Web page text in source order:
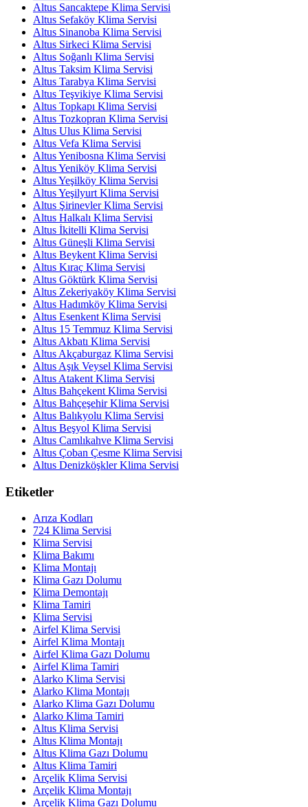
Altus Sancaktepe Klima Servisi
Altus Sefaköy Klima Servisi
Altus Sinanoba Klima Servisi
Altus Sirkeci Klima Servisi
Altus Soğanlı Klima Servisi
Altus Taksim Klima Servisi
Altus Tarabya Klima Servisi
Altus Teşvikiye Klima Servisi
Altus Topkapı Klima Servisi
Altus Tozkopran Klima Servisi
Altus Ulus Klima Servisi
Altus Vefa Klima Servisi
Altus Yenibosna Klima Servisi
Altus Yeniköy Klima Servisi
Altus Yeşilköy Klima Servisi
Altus Yeşilyurt Klima Servisi
Altus Şirinevler Klima Servisi
Altus Halkalı Klima Servisi
Altus İkitelli Klima Servisi
Altus Güneşli Klima Servisi
Altus Beykent Klima Servisi
Altus Kıraç Klima Servisi
Altus Göktürk Klima Servisi
Altus Zekeriyaköy Klima Servisi
Altus Hadımköy Klima Servisi
Altus Esenkent Klima Servisi
Altus 15 Temmuz Klima Servisi
Altus Akbatı Klima Servisi
Altus Akçaburgaz Klima Servisi
Altus Aşık Veysel Klima Servisi
Altus Atakent Klima Servisi
Altus Bahçekent Klima Servisi
Altus Bahçeşehir Klima Servisi
Altus Balıkyolu Klima Servisi
Altus Beşyol Klima Servisi
Altus Camlıkahve Klima Servisi
Altus Çoban Çesme Klima Servisi
Altus Denizköşkler Klima Servisi
Etiketler
Arıza Kodları
724 Klima Servisi
Klima Servisi
Klima Bakımı
Klima Montajı
Klima Gazı Dolumu
Klima Demontajı
Klima Tamiri
Klima Servisi
Airfel Klima Servisi
Airfel Klima Montajı
Airfel Klima Gazı Dolumu
Airfel Klima Tamiri
Alarko Klima Servisi
Alarko Klima Montajı
Alarko Klima Gazı Dolumu
Alarko Klima Tamiri
Altus Klima Servisi
Altus Klima Montajı
Altus Klima Gazı Dolumu
Altus Klima Tamiri
Arçelik Klima Servisi
Arçelik Klima Montajı
Arçelik Klima Gazı Dolumu